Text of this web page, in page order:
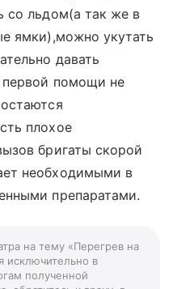
со льдом(а так же в
ямки),можно укутать
давать
первой помощи не
плохое
бригаты скорой
необходимыми в
препаратами.
на тему «Перегрев на
исключительно в
полученной